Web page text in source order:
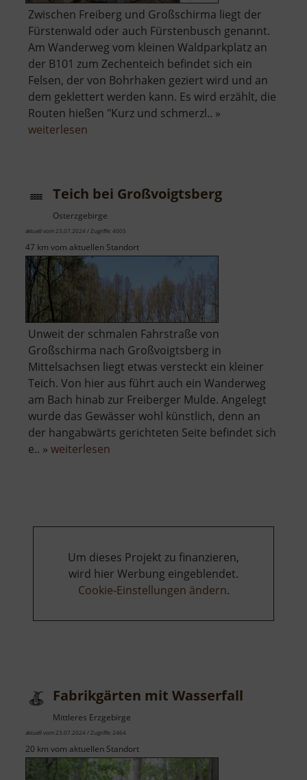
Zwischen Freiberg und Großschirma liegt der
Fürstenwald oder auch Fürstenbusch genannt.
Am Wanderweg vom kleinen Waldparkplatz an
der B101 zum Zechenteich befindet sich ein
Felsen, der von Bohrhaken geziert wird und an
dem geklettert werden kann. Es wird erzählt, die
Routen hießen "Kurz und schmerzl.. »
weiterlesen
Teich bei Großvoigtsberg
Osterzgebirge
aktuell vom 23.07.2024 / Zugriffe: 4005
47 km vom aktuellen Standort
Unweit der schmalen Fahrstraße von
Großschirma nach Großvoigtsberg in
Mittelsachsen liegt etwas versteckt ein kleiner
Teich. Von hier aus führt auch ein Wanderweg
am Bach hinab zur Freiberger Mulde. Angelegt
wurde das Gewässer wohl künstlich, denn an
der hangabwärts gerichteten Seite befindet sich
e.. » weiterlesen
Um dieses Projekt zu finanzieren,
wird hier Werbung eingeblendet.
Cookie-Einstellungen ändern.
Fabrikgärten mit Wasserfall
Mittleres Erzgebirge
aktuell vom 23.07.2024 / Zugriffe: 2464
20 km vom aktuellen Standort